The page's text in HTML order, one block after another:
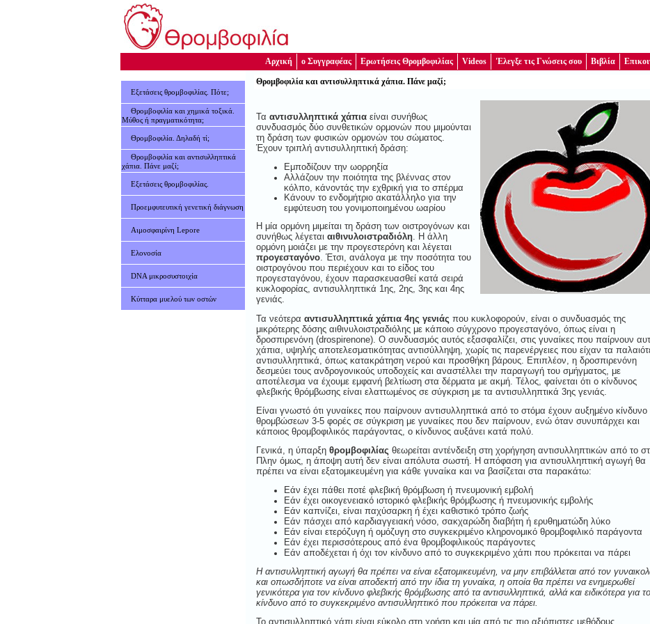
Αρχική ο Συγγραφέας Ερωτήσεις Θρομβοφιλίας Videos 'Ελεγξε τις Γνώσεις σου Βιβλία
Εξετάσεις θρομβοφιλίας. Πότε;
Θρομβοφιλία και χημικά τοξικά.
Μύθος ή πραγματικότητα;
Θρομβοφιλία. Δηλαδή τί;
Θρομβοφιλία και αντισυλληπτικά
χάπια. Πάνε μαζί;
Εξετάσεις θρομβοφιλίας.
Προεμφυτευτική γενετική διάγνωση
Αιμοσφαιρίνη Lepore
Ελονοσία
DNA μικροσυστοιχία
Κύτταρα μυελού των οστών
Θρομβοφιλία και αντισυλληπτικά χάπια. Πάνε μαζί;
Τα αντισυλληπτικά χάπια είναι συνήθως
συνδυασμός δύο συνθετικών ορμονών που μιμούνται
τη δράση των φυσικών ορμονών του σώματος.
Έχουν τριπλή αντισυλληπτική δράση:
Εμποδίζουν την ωορρηξία
Αλλάζουν την ποιότητα της βλέννας στον
κόλπο, κάνοντάς την εχθρική για το σπέρμα
Κάνουν το ενδομήτριο ακατάλληλο για την
εμφύτευση του γονιμοποιημένου ωαρίου
Η μία ορμόνη μιμείται τη δράση των οιστρογόνων και
συνήθως λέγεται αιθινυλοιστραδιόλη. Η άλλη
ορμόνη μοιάζει με την προγεστερόνη και λέγεται
προγεσταγόνο. Έτσι, ανάλογα με την ποσότητα του
οιστρογόνου που περιέχουν και το είδος του
προγεσταγόνου, έχουν παρασκευασθεί κατά σειρά
κυκλοφορίας, αντισυλληπτικά 1ης, 2ης, 3ης και 4ης
γενιάς.
Τα νεότερα αντισυλληπτικά χάπια 4ης γενιάς που κυκλοφορούν, είναι ο συνδυασμός της
μικρότερης δόσης αιθινυλοιστραδιόλης με κάποιο σύγχρονο προγεσταγόνο, όπως είναι η
δροσπιρενόνη (drospirenone). Ο συνδυασμός αυτός εξασφαλίζει, στις γυναίκες που παίρνουν
χάπια, υψηλής αποτελεσματικότητας αντισύλληψη, χωρίς τις παρενέργειες που είχαν τα
αντισυλληπτικά, όπως κατακράτηση νερού και προσθήκη βάρους. Επιπλέον, η δροσπιρενόνη
δεσμεύει τους ανδρογονικούς υποδοχείς και αναστέλλει την παραγωγή του σμήγματος, με
αποτέλεσμα να έχουμε εμφανή βελτίωση στα δέρματα με ακμή. Τέλος, φαίνεται ότι ο κίνδυνος
φλεβικής θρόμβωσης είναι ελαττωμένος σε σύγκριση με τα αντισυλληπτικά 3ης γενιάς.
Είναι γνωστό ότι γυναίκες που παίρνουν αντισυλληπτικά από το στόμα έχουν αυξημένο κίνδυνο
θρομβώσεων 3-5 φορές σε σύγκριση με γυναίκες που δεν παίρνουν, ενώ όταν συνυπάρχει και
κάποιος θρομβοφιλικός παράγοντας, ο κίνδυνος αυξάνει κατά πολύ.
Γενικά, η ύπαρξη θρομβοφιλίας θεωρείται αντένδειξη στη χορήγηση αντισυλληπτικών από το
Πλην όμως, η άποψη αυτή δεν είναι απόλυτα σωστή. Η απόφαση για αντισυλληπτική αγωγή θα
πρέπει να είναι εξατομικευμένη για κάθε γυναίκα και να βασίζεται στα παρακάτω:
Εάν έχει πάθει ποτέ φλεβική θρόμβωση ή πνευμονική εμβολή
Εάν έχει οικογενειακό ιστορικό φλεβικής θρόμβωσης ή πνευμονικής εμβολής
Εάν καπνίζει, είναι παχύσαρκη ή έχει καθιστικό τρόπο ζωής
Εάν πάσχει από καρδιαγγειακή νόσο, σακχαρώδη διαβήτη ή ερυθηματώδη λύκο
Εάν είναι ετερόζυγη ή ομόζυγη στο συγκεκριμένο κληρονομικό θρομβοφιλικό παράγοντα
Εάν έχει περισσότερους από ένα θρομβοφιλικούς παράγοντες
Εάν αποδέχεται ή όχι τον κίνδυνο από το συγκεκριμένο χάπι που πρόκειται να πάρει
Η αντισυλληπτική αγωγή θα πρέπει να είναι εξατομικευμένη, να μην επιβάλλεται από τον
και οπωσδήποτε να είναι αποδεκτή από την ίδια τη γυναίκα, η οποία θα πρέπει να ενημερωθεί
γενικότερα για τον κίνδυνο φλεβικής θρόμβωσης από τα αντισυλληπτικά, αλλά και ειδικότερα για
κίνδυνο από το συγκεκριμένο αντισυλληπτικό που πρόκειται να πάρει.
Το αντισυλληπτικό χάπι είναι εύκολο στη χρήση και μία από τις πιο αξιόπιστες μεθόδους